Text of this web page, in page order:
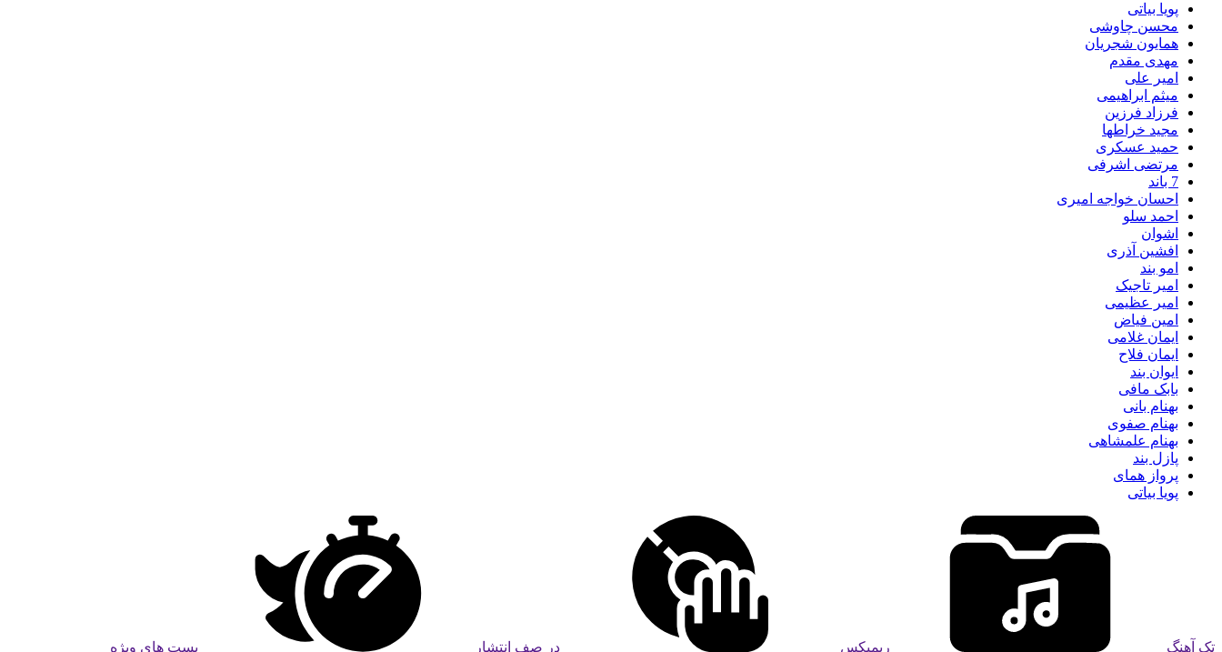
پویا بیاتی
محسن چاوشی
همایون شجریان
مهدی مقدم
امیر علی
میثم ابراهیمی
فرزاد فرزین
مجید خراطها
حمید عسکری
مرتضی اشرفی
7 باند
احسان خواجه امیری
احمد سلو
اشوان
افشین آذری
امو بند
امیر تاجیک
امیر عظیمی
امین فیاض
ایمان غلامی
ایمان فلاح
ایوان بند
بابک مافی
بهنام بانی
بهنام صفوی
بهنام علمشاهی
پازل بند
پرواز همای
پویا بیاتی
تک آهنگ ریمیکس در صف انتشار پست های ویژه